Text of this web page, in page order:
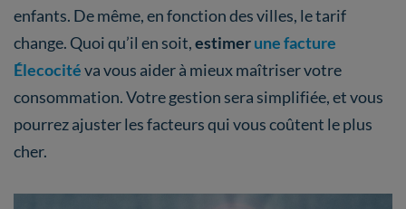
enfants. De même, en fonction des villes, le tarif
change. Quoi qu’il en soit,estimerune facture
Élecocitéva vous aider à mieux maîtriser votre
consommation. Votre gestion sera simplifiée, et vous
pourrez ajuster les facteurs qui vous coûtent le plus
cher.